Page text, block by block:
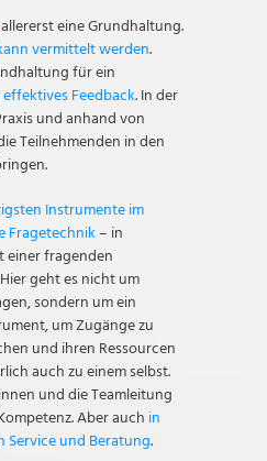
eine Grundhaltung.
vermittelt werden.
für ein
Feedback. In der
und anhand von
Teilnehmenden in den
Instrumente im
Fragetechnik– in
fragenden
geht es nicht um
sondern um ein
um Zugänge zu
und ihren Ressourcen
auch zu einem selbst.
und die Teamleitung
Aber auchin
und Beratung.